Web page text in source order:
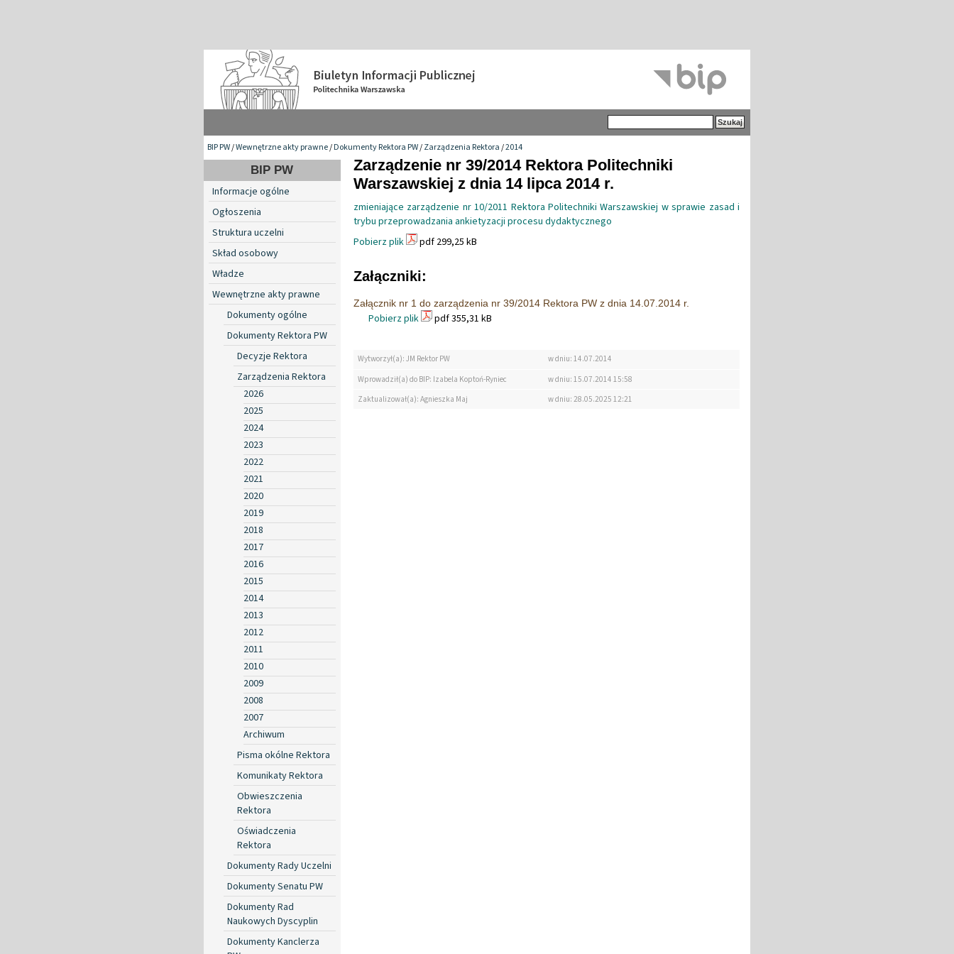
BIP PW/Wewnętrzne akty prawne/Dokumenty Rektora PW/Zarządzenia Rektora/2014
BIP PW
Informacje ogólne
Ogłoszenia
Struktura uczelni
Skład osobowy
Władze
Wewnętrzne akty prawne
Dokumenty ogólne
Dokumenty Rektora PW
Decyzje Rektora
Zarządzenia Rektora
2026
2025
2024
2023
2022
2021
2020
2019
2018
2017
2016
2015
2014
2013
2012
2011
2010
2009
2008
2007
Archiwum
Pisma okólne Rektora
Komunikaty Rektora
Obwieszczenia
Rektora
Oświadczenia
Rektora
Dokumenty Rady Uczelni
Dokumenty Senatu PW
Dokumenty Rad
Naukowych Dyscyplin
Dokumenty Kanclerza
Zarządzenie nr 39/2014 Rektora Politechniki
Warszawskiej z dnia 14 lipca 2014 r.
zmieniające zarządzenie nr 10/2011 Rektora Politechniki Warszawskiej w sprawie zasad i
trybu przeprowadzania ankietyzacji procesu dydaktycznego
Pobierz plik
pdf 299,25 kB
Załączniki:
Załącznik nr 1 do zarządzenia nr 39/2014 Rektora PW z dnia 14.07.2014 r.
Pobierz plik pdf 355,31 kB
Wytworzył(a): JM Rektor PW
w dniu: 14.07.2014
Wprowadził(a) do BIP: Izabela Koptoń-Ryniec
w dniu: 15.07.2014 15:58
Zaktualizował(a): Agnieszka Maj
w dniu: 28.05.2025 12:21